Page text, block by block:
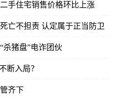
手住宅销售价格环比上涨
亡不担责 认定属于正当防卫
杀猪盘”电诈团伙
断入局？
齐下